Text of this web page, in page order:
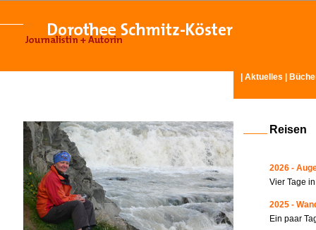
Aktuelles
Reisen
2026 -
Vier Tage
2025 -
Ein paar